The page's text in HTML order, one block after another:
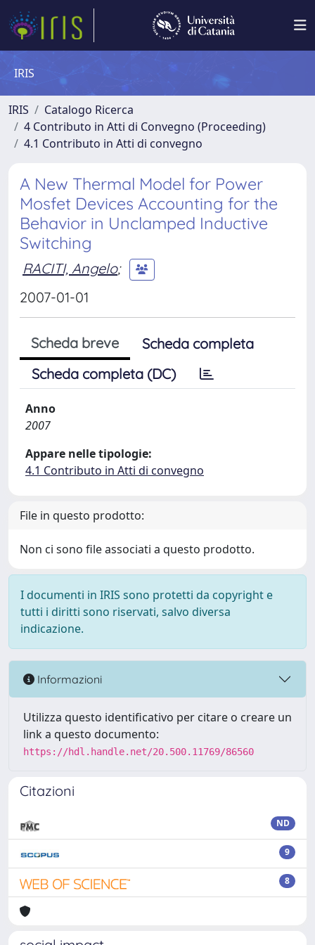
IRIS
IRIS
Catalogo Ricerca
4 Contributo in Atti di Convegno (Proceeding)
4.1 Contributo in Atti di convegno
A New Thermal Model for Power
Mosfet Devices Accounting for the
Behavior in Unclamped Inductive
Switching
RACITI, Angelo;
2007-01-01
Scheda breve
Scheda completa
Scheda completa (DC)
Anno
2007
Appare nelle tipologie:
4.1 Contributo in Atti di convegno
File in questo prodotto:
Non ci sono file associati a questo prodotto.
I documenti in IRIS sono protetti da copyright e
tutti i diritti sono riservati, salvo diversa
indicazione.
Informazioni
Utilizza questo identificativo per citare o creare un
link a questo documento:
https://hdl.handle.net/20.500.11769/86560
Citazioni
ND
9
8